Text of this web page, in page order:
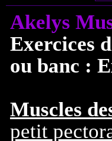
Akelys
Exercices
ou banc :
Muscles
petit